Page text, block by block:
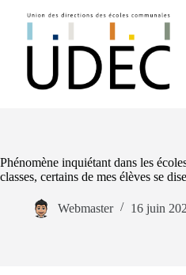
Phénomène inquiétant dans les
classes, certains de mes élèves se
Webmaster 16 juin